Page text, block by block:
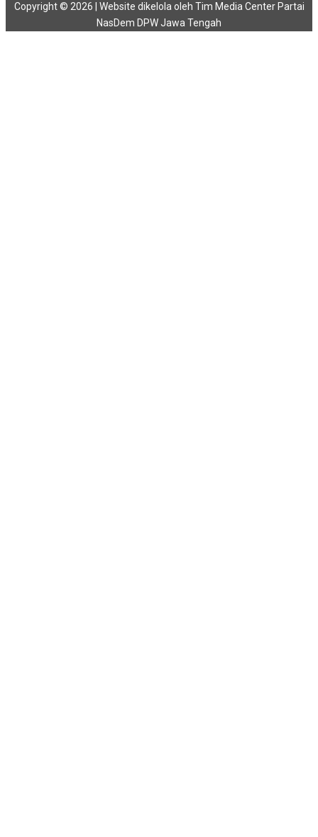
Copyright © 2026 | Website dikelola oleh Tim Media Center Partai
NasDem DPW Jawa Tengah